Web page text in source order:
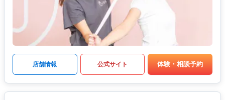
店舗情報 公式サイト 体験・相談予約